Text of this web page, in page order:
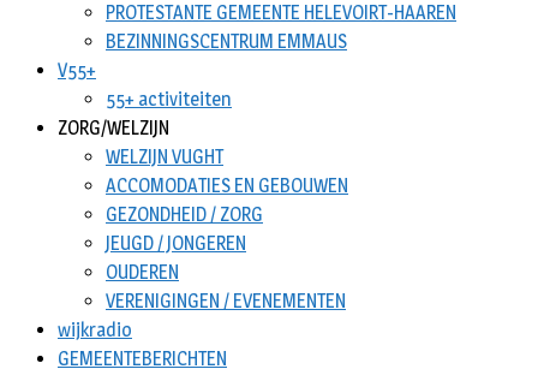
PROTESTANTE GEMEENTE HELEVOIRT-HAAREN
BEZINNINGSCENTRUM EMMAUS
V55+
55+ activiteiten
ZORG/WELZIJN
WELZIJN VUGHT
ACCOMODATIES EN GEBOUWEN
GEZONDHEID / ZORG
JEUGD / JONGEREN
OUDEREN
VERENIGINGEN / EVENEMENTEN
wijkradio
GEMEENTEBERICHTEN